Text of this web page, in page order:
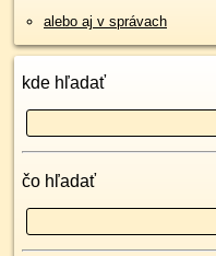
alebo aj v správach
kde hľadať
čo hľadať